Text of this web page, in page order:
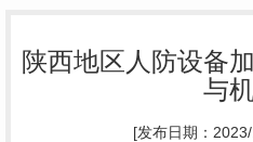
陕西地区人防设备
与
[发布日期：